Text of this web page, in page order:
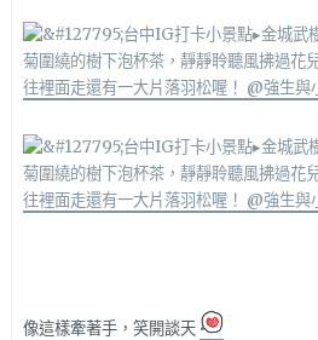
像這樣牽著手，笑開談天